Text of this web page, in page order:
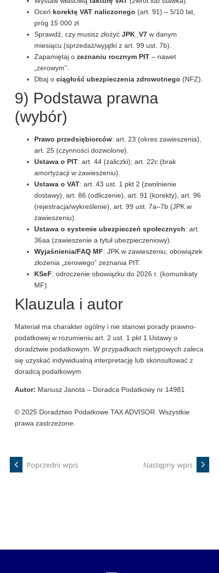
Oceń korektę VAT naliczonego (art. 91) – 5/10 lat,
próg 15 000 zł.
Sprawdź, czy musisz złożyć JPK_V7 w danym
miesiącu (sprzedaż/wyjątki z art. 99 ust. 7b).
Zapamiętaj o zeznaniu rocznym PIT – nawet
„zerowym”.
Dbaj o ciągłość ubezpieczenia zdrowotnego (NFZ).
9) Podstawa prawna
(wybór)
Prawo przedsiębiorców: art. 23 (okres zawieszenia),
art. 25 (czynności dozwolone).
Ustawa o PIT: art. 44 (zaliczki); art. 22c (brak
amortyzacji w zawieszeniu).
Ustawa o VAT: art. 43 ust. 1 pkt 2 (zwolnienie
dostawy), art. 86 (odliczenie), art. 91 (korekty), art. 96
(rejestracja/wykreślenie), art. 99 ust. 7a–7b (JPK w
zawieszeniu).
Ustawa o systemie ubezpieczeń społecznych: art.
36aa (zawieszenie a tytuł ubezpieczeniowy).
Wyjaśnienia/FAQ MF: JPK w zawieszeniu; obowiązek
złożenia „zerowego” zeznania PIT.
KSeF: odroczenie obowiązku do 2026 r. (komunikaty
MF).
Klauzula i autor
Materiał ma charakter ogólny i nie stanowi porady prawno-
podatkowej w rozumieniu art. 2 ust. 1 pkt 1 Ustawy o
doradztwie podatkowym. W przypadkach nietypowych zaleca
się uzyskać indywidualną interpretację lub skonsultować z
doradcą podatkowym.
Autor: Mariusz Janota – Doradca Podatkowy nr 14981
© 2025 Doradztwo Podatkowe TAX ADVISOR. Wszystkie
prawa zastrzeżone.
Poprzedni wpis Następny wpis